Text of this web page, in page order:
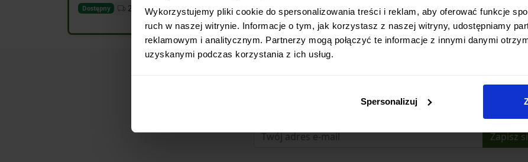
Wykorzystujemy pliki cookie do spersonalizowania treści i reklam, aby oferować funkcje
ruch w naszej witrynie. Informacje o tym, jak korzystasz z naszej witryny, udostępniamy
reklamowym i analitycznym. Partnerzy mogą połączyć te informacje z innymi danymi
uzyskanymi podczas korzystania z ich usług.
Spersonalizuj
Dostępny 24h
Dodaj do koszyka
Zapisz się do newslettera
Bądź na bieżąco z promocjami i nowościami
Zapisz